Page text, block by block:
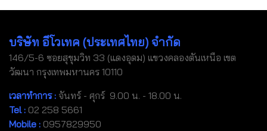
บริษัท อีโวเทค (ประเทศไทย) จำกัด
146/5-6 ซอยสุขุมวิท 33 (แดงอุดม) แขวงคลองตันเหนือ เขต
วัฒนา กรุงเทพมหานคร 10110
เวลาทำการ : จันทร์ - ศุกร์ 9.00 น. - 18.00 น.
Tel : 02 258 5661
Mobile : 0957829950